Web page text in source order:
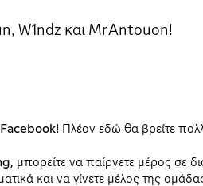
W1ndz και MrAntouon!
Πλέον εδώ θα βρείτε
μπορείτε να παίρνετε μέρος σε
και να γίνετε μέλος της